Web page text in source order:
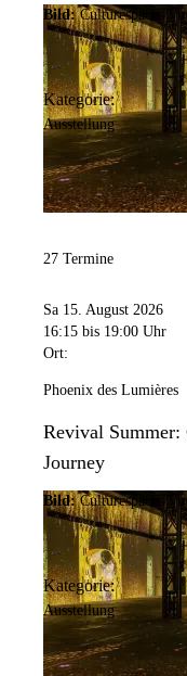
Bild: Culturespaces/
Kategorie:
Ausstellung
27 Termine
Sa 15. August 2026
16:15 bis 19:00 Uhr
Ort:
Phoenix des Lumières
Revival
Journey
Bild: Culturespaces/
Kategorie:
Ausstellung